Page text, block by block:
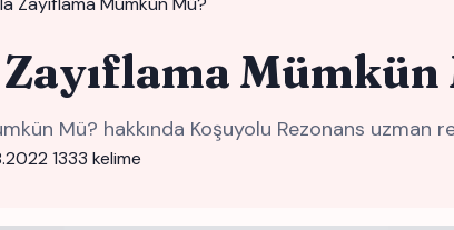
Mümkün
Mü? hakkında Koşuyolu Rezonans
1333 kelime